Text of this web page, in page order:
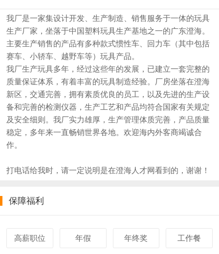
我厂是一家集设计开发、生产制造、销售服务于一体的玩具
生产厂家，坐落于中国塑料玩具生产基地之一的广东澄海。
主要生产销售的产品有多种款式惯性车、回力车（其中包括
赛车、小轿车、越野车等）玩具产品。
我厂生产玩具多年，经过这些年的发展，已建立一套完整的
质量保证体系，有着丰富的玩具制造经验。厂房坐落在澄海
新区，交通完善，拥有素质优良的员工，以及先进的生产设
备和完善的检测仪器，生产工艺和产品均符合国家有关规定
及安全细则。我厂实力雄厚，生产管理体质完善，产品质量
稳定，多年来一直畅销世界各地。欢迎海内外客商竭诚合
作。
打电话给我时，请一定说明是在澄海人才网看到的，谢谢！
保障福利
高薪职位 年假 年终奖 工作餐